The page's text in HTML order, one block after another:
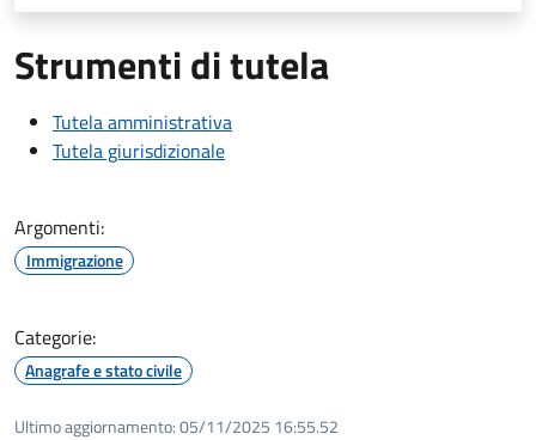
Strumenti di tutela
Tutela amministrativa
Tutela giurisdizionale
Argomenti:
Immigrazione
Categorie:
Anagrafe e stato civile
Ultimo aggiornamento:05/11/2025 16:55.52